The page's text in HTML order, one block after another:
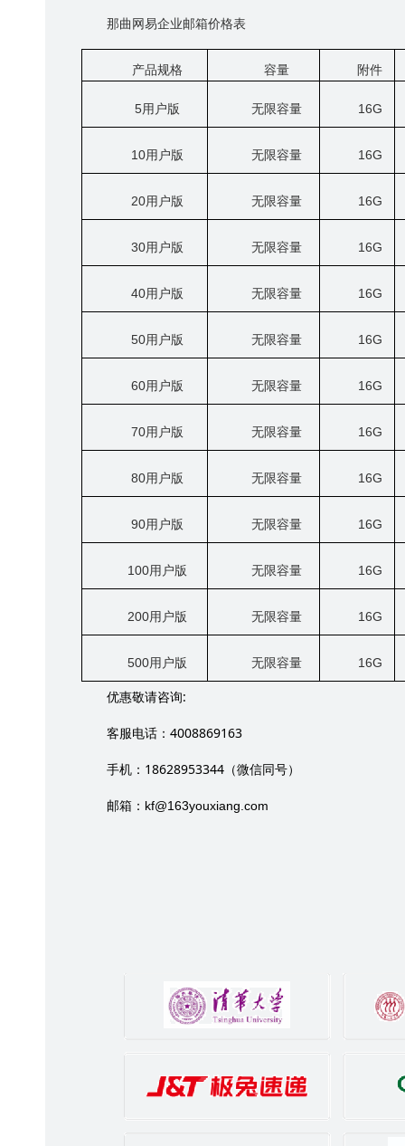
那曲网易企业邮箱价格表
产品规格 容量 附件
5用户版 无限容量 16G
10用户版 无限容量 16G
20用户版 无限容量 16G
30用户版 无限容量 16G
40用户版 无限容量 16G
50用户版 无限容量 16G
60用户版 无限容量 16G
70用户版 无限容量 16G
80用户版 无限容量 16G
90用户版 无限容量 16G
100用户版 无限容量 16G
200用户版 无限容量 16G
500用户版 无限容量 16G
优惠敬请咨询:
客服电话： 4008869163
手机： 18628953344 （微信同号）
邮箱： kf@163youxiang.com